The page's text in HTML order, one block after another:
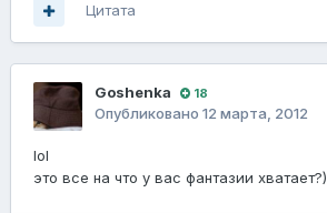
Цитата
Goshenka 18
Опубликовано 12 марта, 2012
lol
это все на что у вас фантазии хватает?)